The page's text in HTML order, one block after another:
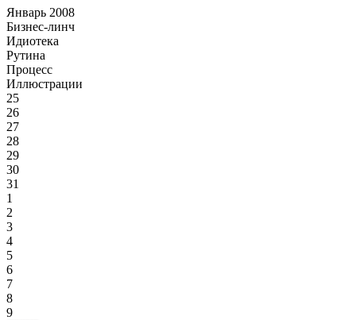
Январь 2008
Бизнес-линч
Идиотека
Рутина
Процесс
Иллюстрации
25
26
27
28
29
30
31
1
2
3
4
5
6
7
8
9